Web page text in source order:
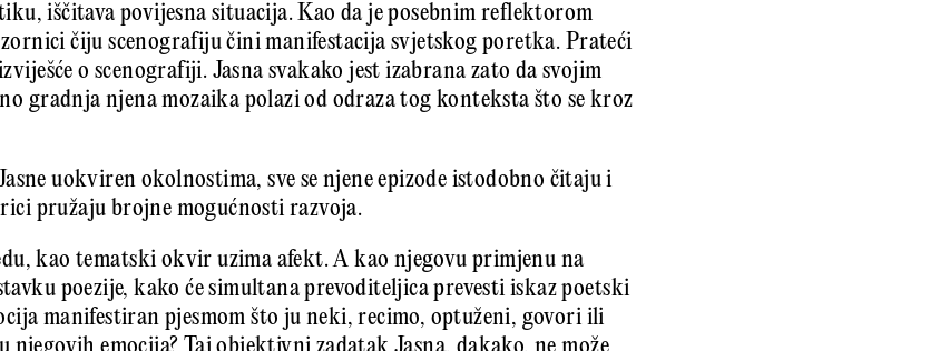
iščitava povijesna situacija. Kao da je posebnim reflektorom
čiju scenografiju čini manifestacija svjetskog poretka. Prateći
o scenografiji. Jasna svakako jest izabrana zato da svojim
gradnja njena mozaika polazi od odraza tog konteksta što se kroz
uokviren okolnostima, sve se njene epizode istodobno čitaju i
pružaju brojne mogućnosti razvoja.
kao tematski okvir uzima afekt. A kao njegovu primjenu na
poezije, kako će simultana prevoditeljica prevesti iskaz poetski
manifestiran pjesmom što ju neki, recimo, optuženi, govori ili